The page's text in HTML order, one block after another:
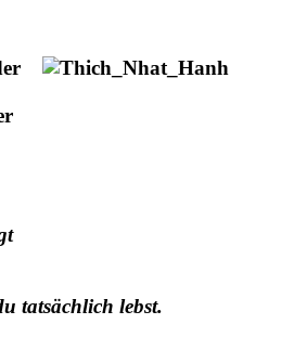
tatsächlich lebst.